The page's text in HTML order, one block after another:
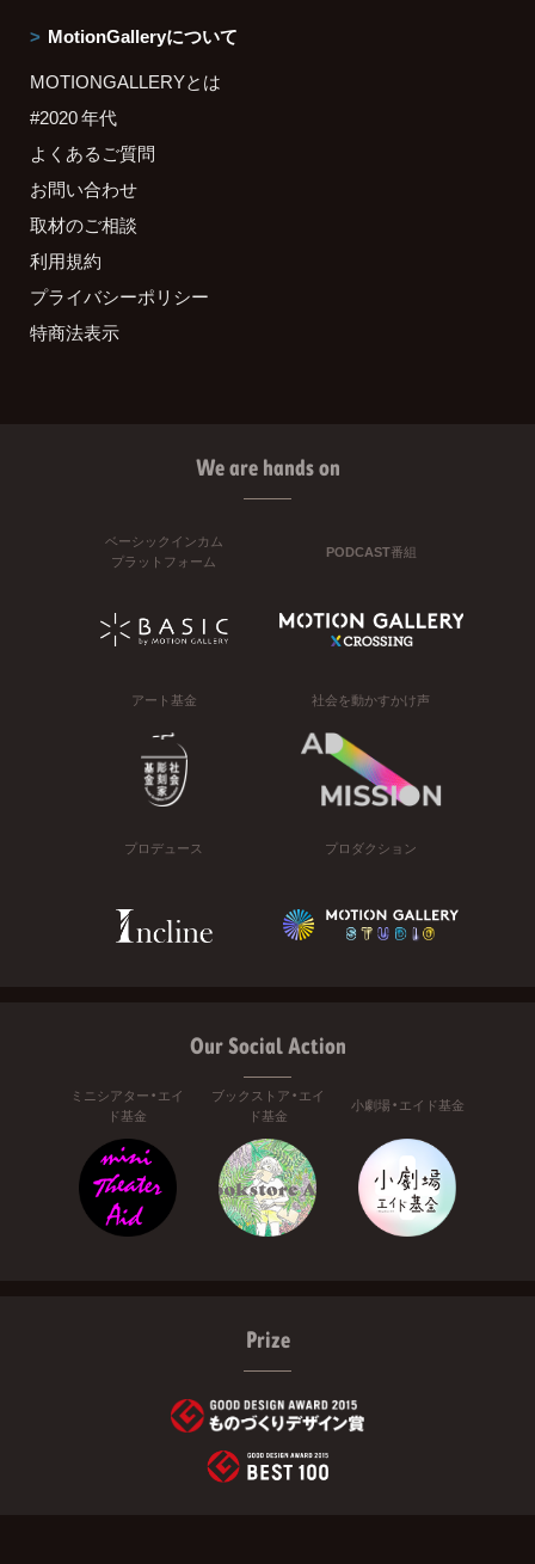
MotionGalleryについて
MOTIONGALLERYとは
#2020 年代
よくあるご質問
お問い合わせ
取材のご相談
利用規約
プライバシーポリシー
特商法表示
We are hands on
ベーシックインカム
プラットフォーム
PODCAST番組
アート基金 社会を動かすかけ声
プロデュース プロダクション
Our Social Action
ミニシアター・エイ
ド基金
ブックストア・エイ
ド基金
小劇場・エイド基金
Prize